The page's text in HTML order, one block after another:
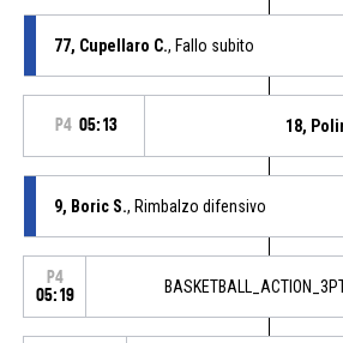
77, Cupellaro C., Fallo subito
P4 05:13 18,
9, Boric S., Rimbalzo difensivo
P4
05:19